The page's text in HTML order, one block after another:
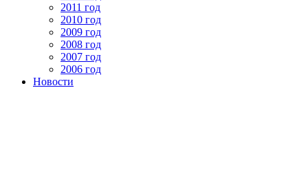
2011 год
2010 год
2009 год
2008 год
2007 год
2006 год
Новости